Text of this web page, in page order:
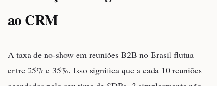
ao CRM
A taxa de no-show em reuniões B2B no Brasil flutua
entre 25% e 35%. Isso significa que a cada 10 reuniões